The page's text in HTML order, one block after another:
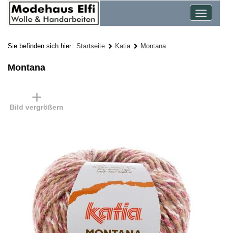
Toggle
Sie befinden sich hier: Startseite Katia Montana
Montana
Bild vergrößern